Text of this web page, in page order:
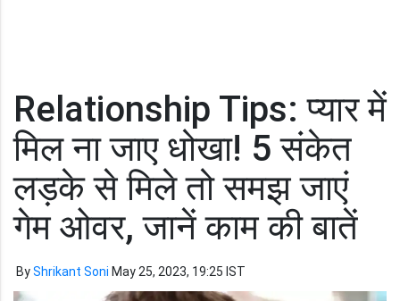
Relationship Tips: प्यार में
मिल ना जाए धोखा! 5 संकेत
लड़के से मिले तो समझ जाएं
गेम ओवर, जानें काम की बातें
ByShrikant Soni May 25, 2023, 19:25 IST